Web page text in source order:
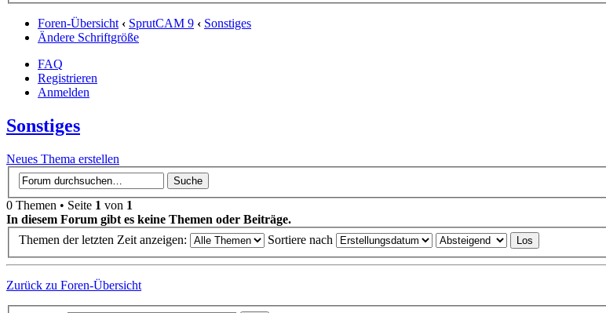
Foren-Übersicht ‹ SprutCAM 9 ‹ Sonstiges
Ändere Schriftgröße
FAQ
Registrieren
Anmelden
Sonstiges
Neues Thema erstellen
0 Themen • Seite 1 von 1
In diesem Forum gibt es keine Themen oder Beiträge.
Themen der letzten Zeit anzeigen:
Sortiere nach
Zurück zu Foren-Übersicht